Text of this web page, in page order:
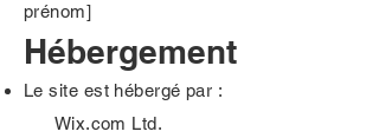
prénom]
Hébergement
Le site est hébergé par :
Wix.com Ltd.